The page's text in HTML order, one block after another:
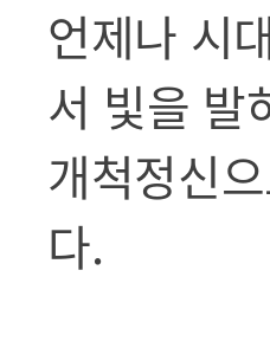
언제나 시
서 빛을 발
개척정신
다.